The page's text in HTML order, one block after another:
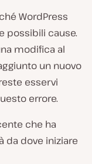
WordPress
possibili cause.
modifica al
un nuovo
esservi
errore.
che ha
da dove iniziare